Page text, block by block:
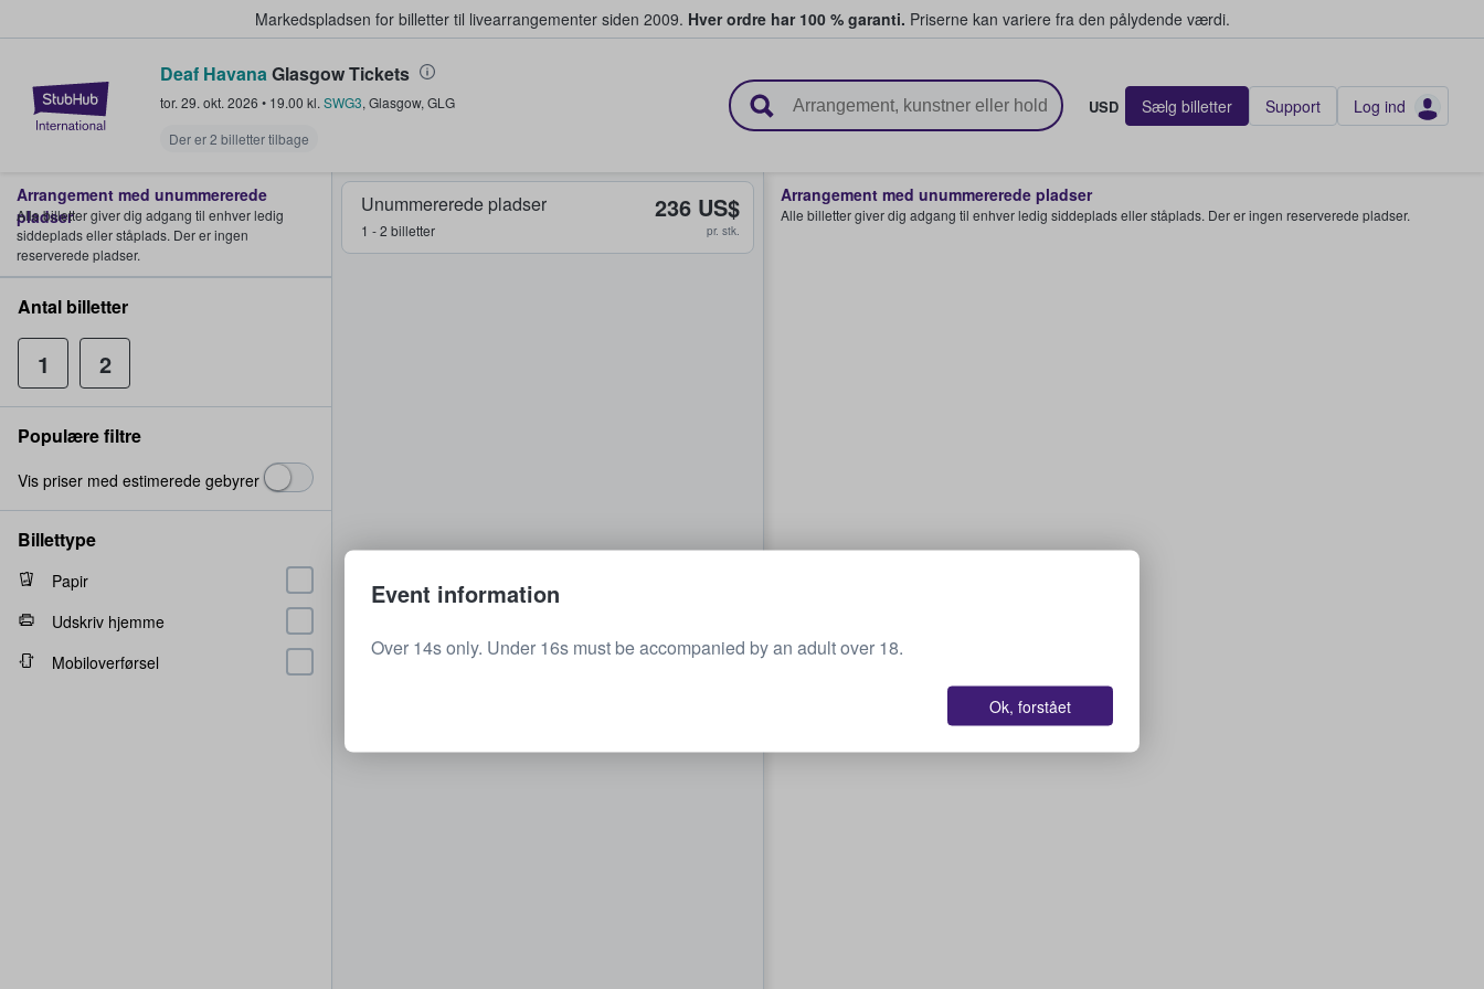
Markedspladsen for billetter til livearrangementer siden 2009. Hver ordre har 100 % garanti. Priserne kan variere fra den pålydende værdi.
StubHub - Hvor fans køber og sælger billetter
Deaf HavanaGlasgow Tickets
tor. 29. okt. 2026 • 19.00 kl. SWG3, Glasgow, GLG
Der er 2 billetter tilbage
USD Sælg billetter Support Log ind
Unummererede pladser
1 - 2 billetter
236 US$
pr. stk.
Arrangement med unummererede pladser
Alle billetter giver dig adgang til enhver ledig siddeplads eller ståplads. Der er ingen reserverede pladser.
Arrangement med unummererede
pladser
Alle billetter giver dig adgang til enhver ledig
siddeplads eller ståplads. Der er ingen
reserverede pladser.
Antal billetter
1 2
Populære filtre
Vis priser med estimerede gebyrer
Billettype
Papir
Udskriv hjemme
Mobiloverførsel
Event information
Over 14s only. Under 16s must be accompanied by an adult over 18.
Ok, forstået